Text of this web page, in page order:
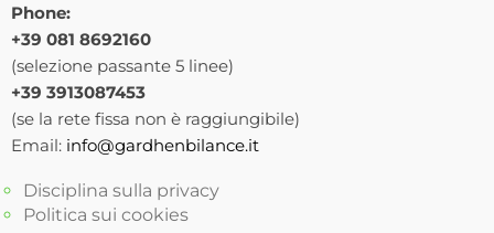
Phone:
+39 081 8692160
(selezione passante 5 linee)
+39 3913087453
(se la rete fissa non è raggiungibile)
Email: info@gardhenbilance.it
Disciplina sulla privacy
Politica sui cookies